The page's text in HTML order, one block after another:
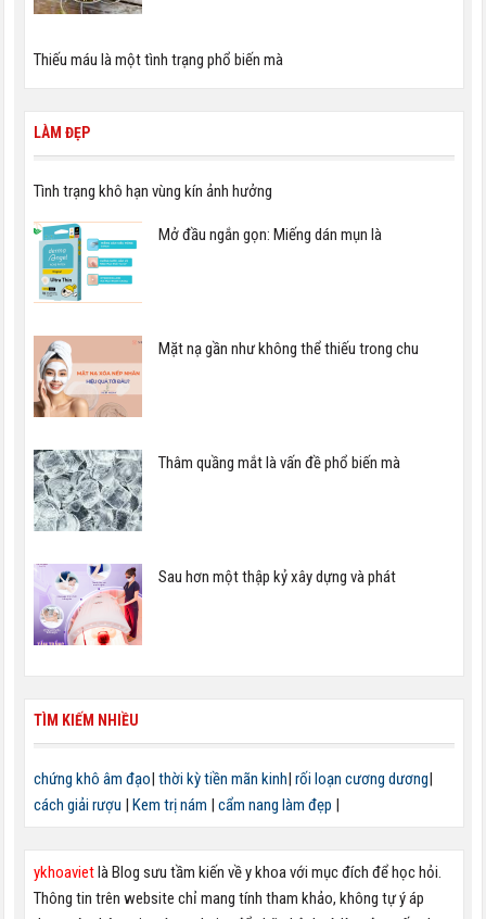
Thiếu máu là một tình trạng phổ biến mà
LÀM ĐẸP
Tình trạng khô hạn vùng kín ảnh hưởng
Mở đầu ngắn gọn: Miếng dán mụn là
Mặt nạ gần như không thể thiếu trong chu
Thâm quầng mắt là vấn đề phổ biến mà
Sau hơn một thập kỷ xây dựng và phát
TÌM KIẾM NHIỀU
chứng khô âm đạo| thời kỳ tiền mãn kinh| rối loạn cương dương|
cách giải rượu | Kem trị nám | cẩm nang làm đẹp |
ykhoavietlà Blog sưu tầm kiến về y khoa với mục đích để học hỏi.
Thông tin trên website chỉ mang tính tham khảo, không tự ý áp